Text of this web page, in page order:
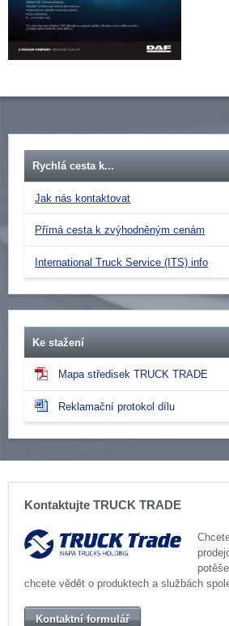
Rychlá cesta k...
Jak nás kontaktovat
Přímá cesta k zvýhodněným cenám
International Truck Service (ITS) info
Ke stažení
Mapa středisek TRUCK TRADE
Reklamační protokol dílu
Kontaktujte TRUCK TRADE
chcete vědět o produktech a službách
Kontaktní formulář